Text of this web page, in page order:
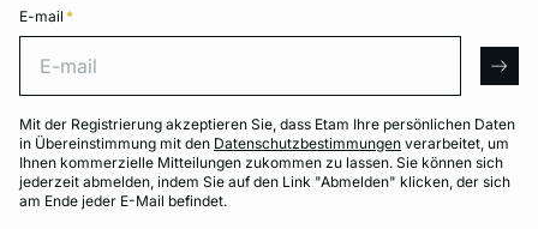
E-mail *
Mit der Registrierung akzeptieren Sie, dass Etam Ihre persönlichen Daten
in Übereinstimmung mit den Datenschutzbestimmungen verarbeitet, um
Ihnen kommerzielle Mitteilungen zukommen zu lassen. Sie können sich
jederzeit abmelden, indem Sie auf den Link "Abmelden" klicken, der sich
am Ende jeder E-Mail befindet.